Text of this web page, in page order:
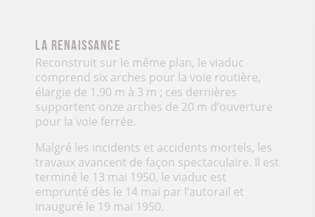
la Renaissance
Reconstruit sur le même plan, le viaduc
comprend six arches pour la voie routière,
élargie de 1.90 m à 3 m ; ces dernières
supportent onze arches de 20 m d’ouverture
pour la voie ferrée.
Malgré les incidents et accidents mortels, les
travaux avancent de façon spectaculaire. Il est
terminé le 13 mai 1950, le viaduc est
emprunté dès le 14 mai par l’autorail et
inauguré le 19 mai 1950.